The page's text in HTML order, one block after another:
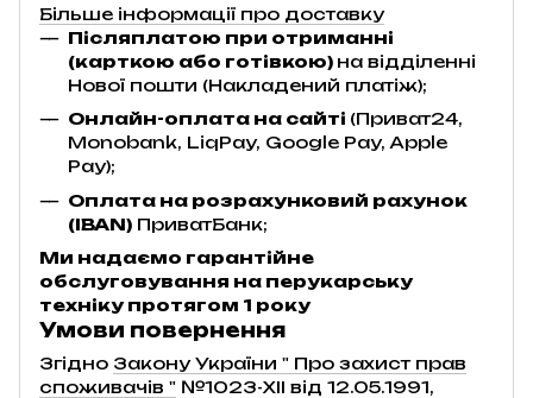
Більше інформації про доставку
Післяплатою при отриманні
(карткою або готівкою) на відділенні
Нової пошти (Накладений платіж);
Онлайн-оплата на сайті (Приват24,
Monobank, LiqPay, Google Pay, Apple
Pay);
Оплата на розрахунковий рахунок
(IBAN) ПриватБанк;
Ми надаємо гарантійне
обслуговування на перукарську
техніку протягом 1 року
Умови повернення
Згідно Закону України " Про захист прав
споживачів " №1023-XII від 12.05.1991,